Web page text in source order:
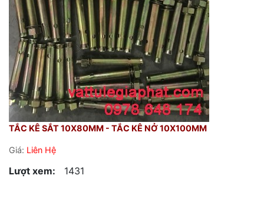
TẮC KÊ SẮT 10X80MM - TẮC KÊ NỞ 10X100MM
Giá: Liên Hệ
Lượt xem: 1431